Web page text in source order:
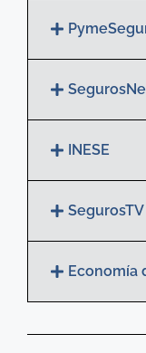
INESE
SegurosTV
Economía